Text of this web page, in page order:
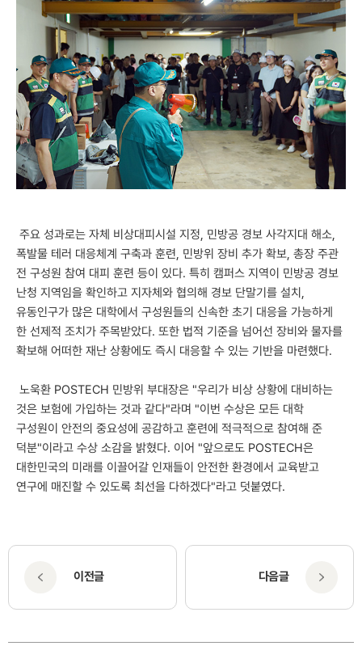
주요 성과로는 자체 비상대피시설 지정, 민방공 경보 사각지대 해소,
폭발물 테러 대응체계 구축과 훈련, 민방위 장비 추가 확보, 총장 주관
전 구성원 참여 대피 훈련 등이 있다. 특히 캠퍼스 지역이 민방공 경보
난청 지역임을 확인하고 지자체와 협의해 경보 단말기를 설치,
유동인구가 많은 대학에서 구성원들의 신속한 초기 대응을 가능하게
한 선제적 조치가 주목받았다. 또한 법적 기준을 넘어선 장비와 물자를
확보해 어떠한 재난 상황에도 즉시 대응할 수 있는 기반을 마련했다.
노욱환 POSTECH 민방위 부대장은 "우리가 비상 상황에 대비하는
것은 보험에 가입하는 것과 같다"라며 "이번 수상은 모든 대학
구성원이 안전의 중요성에 공감하고 훈련에 적극적으로 참여해 준
덕분"이라고 수상 소감을 밝혔다. 이어 "앞으로도 POSTECH은
대한민국의 미래를 이끌어갈 인재들이 안전한 환경에서 교육받고
연구에 매진할 수 있도록 최선을 다하겠다"라고 덧붙였다.
이전글 다음글